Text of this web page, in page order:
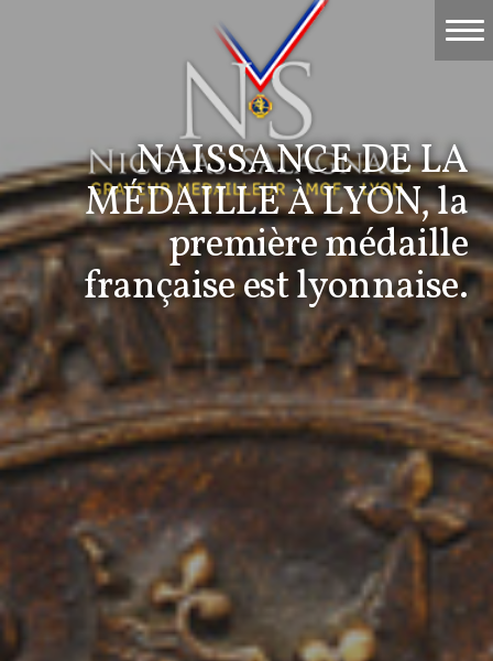
NAISSANCE DE LA
MÉDAILLE À LYON, la
première médaille
française est lyonnaise.
Événements
Nicolas Salagnac
La Gravure
Contact & devis